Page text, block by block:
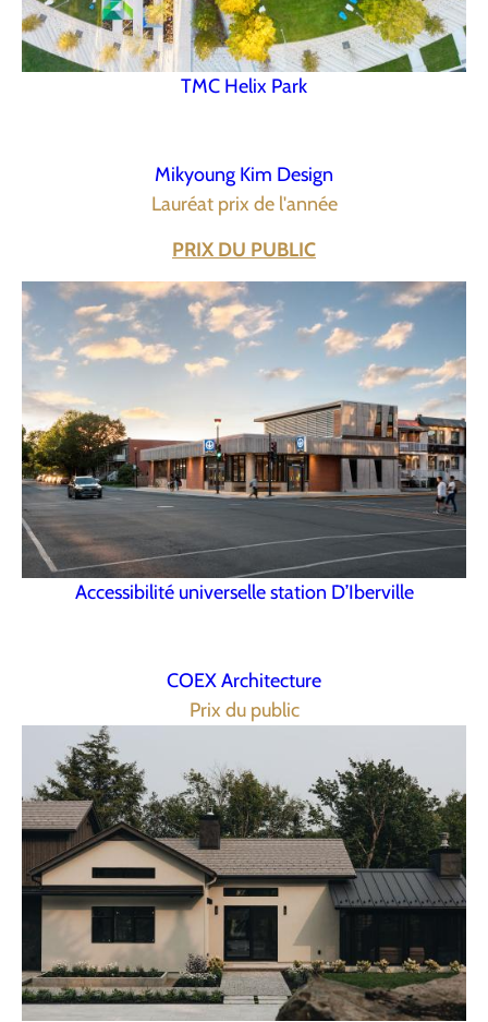
TMC Helix Park
Mikyoung Kim Design
Lauréat prix de l'année
PRIX DU PUBLIC
Accessibilité universelle station D’Iberville
COEX Architecture
Prix du public